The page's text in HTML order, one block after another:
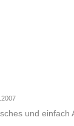
und